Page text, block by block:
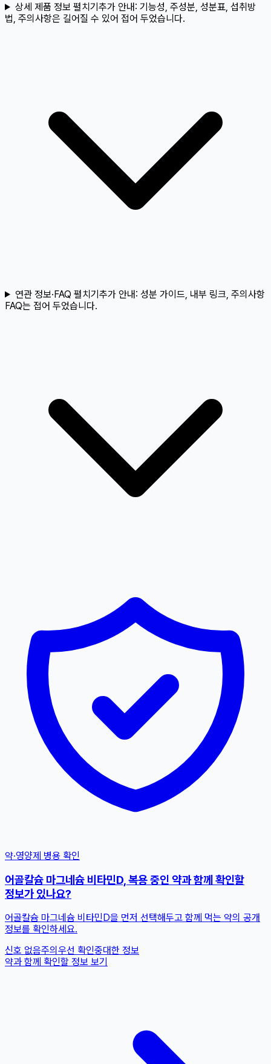
상세 제품 정보 펼치기추가 안내: 기능성, 주성분, 성분표, 섭취방
법, 주의사항은 길어질 수 있어 접어 두었습니다.
연관 정보·FAQ 펼치기추가 안내: 성분 가이드, 내부 링크, 주의사항
FAQ는 접어 두었습니다.
약·영양제 병용 확인
어골칼슘 마그네슘 비타민D, 복용 중인 약과 함께 확인할
정보가 있나요?
어골칼슘 마그네슘 비타민D을 먼저 선택해두고 함께 먹는 약의 공개
정보를 확인하세요.
신호 없음주의 우선 확인중대한 정보
약과 함께 확인할 정보 보기